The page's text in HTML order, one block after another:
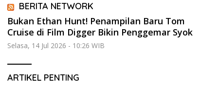
BERITA NETWORK
Bukan Ethan Hunt! Penampilan Baru Tom
Cruise di Film Digger Bikin Penggemar Syok
Selasa, 14 Jul 2026 - 10:26 WIB
ARTIKEL PENTING